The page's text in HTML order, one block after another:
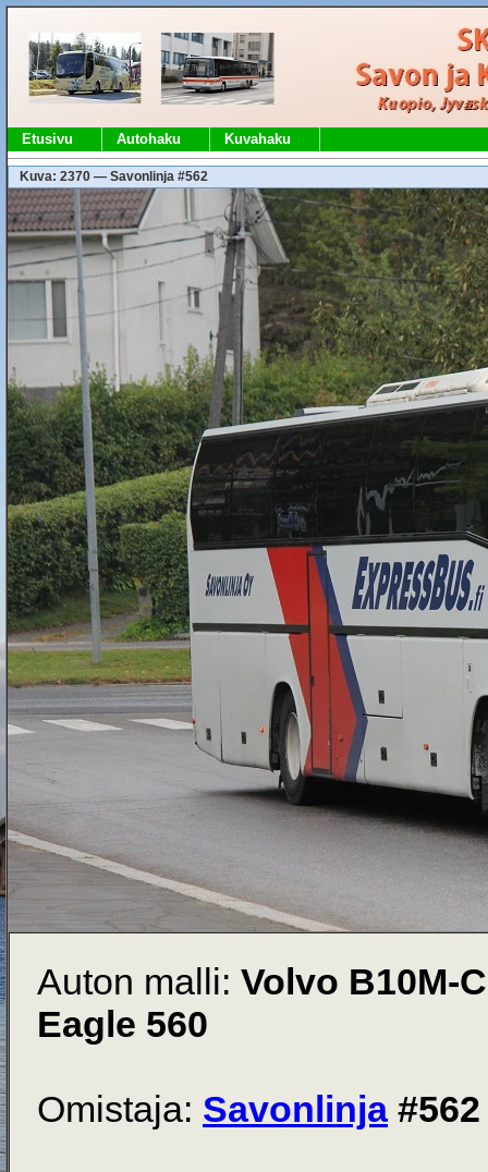
Etusivu Autohaku Kuvahaku
Kuva: 2370 — Savonlinja #562
Auton malli: Volvo B10M-C
Eagle 560
Omistaja: Savonlinja#562